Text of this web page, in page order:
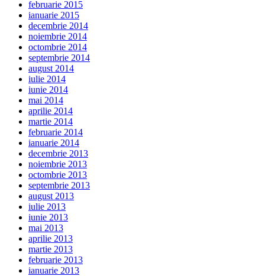
februarie 2015
ianuarie 2015
decembrie 2014
noiembrie 2014
octombrie 2014
septembrie 2014
august 2014
iulie 2014
iunie 2014
mai 2014
aprilie 2014
martie 2014
februarie 2014
ianuarie 2014
decembrie 2013
noiembrie 2013
octombrie 2013
septembrie 2013
august 2013
iulie 2013
iunie 2013
mai 2013
aprilie 2013
martie 2013
februarie 2013
ianuarie 2013